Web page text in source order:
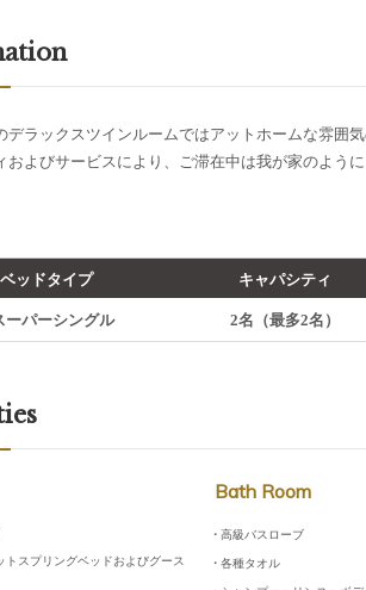
デラックスツインルームではアットホームな雰囲気
およびサー ビスにより、ご滞在中は我が家のよう
ベッドタイプ キャパシティ
ーパーシングル 2名 （最多2名 ）
Bath Room
トスプリングベッドおよびグース
· 高級バスロ ーブ
· 各種タオル